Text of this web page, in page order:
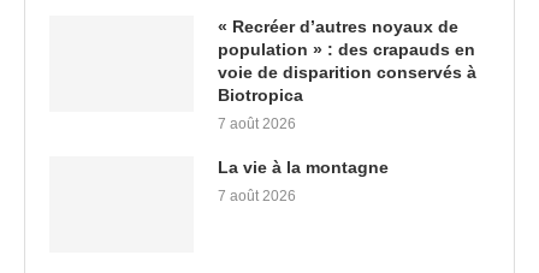
« Recréer d’autres noyaux de
population » : des crapauds en
voie de disparition conservés à
Biotropica
7 août 2026
La vie à la montagne
7 août 2026